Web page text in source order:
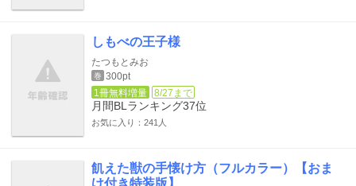
しもべの王子様
たつもとみお
巻 300pt
1冊無料増量
8/27まで
月間BLランキング37位
お気に入り：241人
飢えた獣の手懐け方（フルカラー）【おま
け付き特装版】